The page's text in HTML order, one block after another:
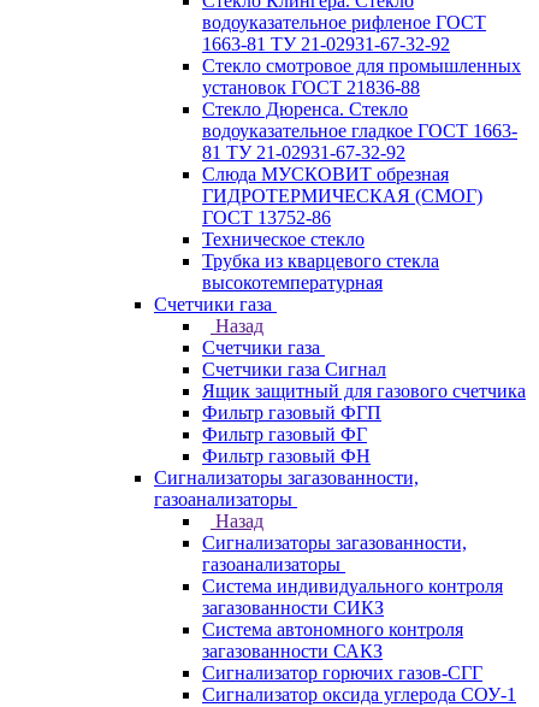
водоуказательное рифленое ГОСТ
1663-81 ТУ 21-02931-67-32-92
Стекло смотровое для промышленных
установок ГОСТ 21836-88
Стекло Дюренса. Стекло
водоуказательное гладкое ГОСТ 1663-
81 ТУ 21-02931-67-32-92
Слюда МУСКОВИТ обрезная
ГИДРОТЕРМИЧЕСКАЯ (СМОГ)
ГОСТ 13752-86
Техническое стекло
Трубка из кварцевого стекла
высокотемпературная
Счетчики газа
Назад
Счетчики газа
Счетчики газа Сигнал
Ящик защитный для газового счетчика
Фильтр газовый ФГП
Фильтр газовый ФГ
Фильтр газовый ФН
Сигнализаторы загазованности,
газоанализаторы
Назад
Сигнализаторы загазованности,
газоанализаторы
Система индивидуального контроля
загазованности СИКЗ
Система автономного контроля
загазованности САКЗ
Сигнализатор горючих газов-СГГ
Сигнализатор оксида углерода СОУ-1